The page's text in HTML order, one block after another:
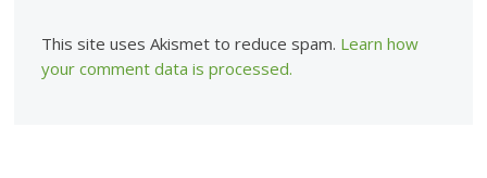
This site uses Akismet to reduce spam. Learn how
your comment data is processed.